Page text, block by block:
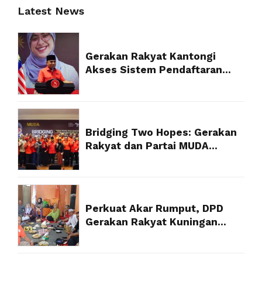
Latest News
Gerakan Rakyat Kantongi
Akses Sistem Pendaftaran
Bridging Two Hopes: Gerakan
Rakyat dan Partai MUDA
Perkuat Akar Rumput, DPD
Gerakan Rakyat Kuningan